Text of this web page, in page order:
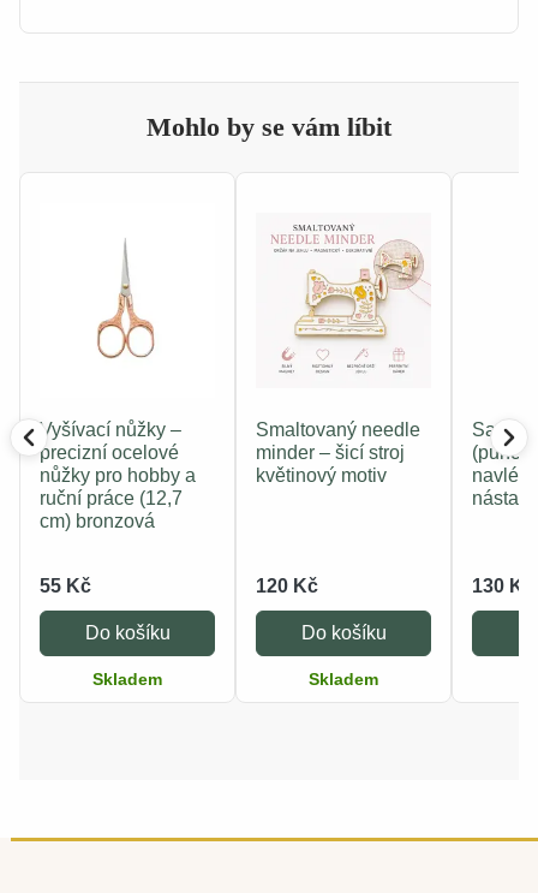
Mohlo by se vám líbit
Vyšívací nůžky –
precizní ocelové
nůžky pro hobby a
ruční práce (12,7
cm) bronzová
55 Kč
Do košíku
Skladem
Smaltovaný needle
minder – šicí stroj
květinový motiv
120 Kč
Do košíku
Skladem
Sada
(punch
130 Kč